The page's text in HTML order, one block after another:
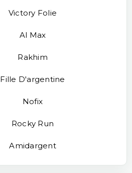
Victory Folie
Al Max
Rakhim
Fille D'argentine
Nofix
Rocky Run
Amidargent